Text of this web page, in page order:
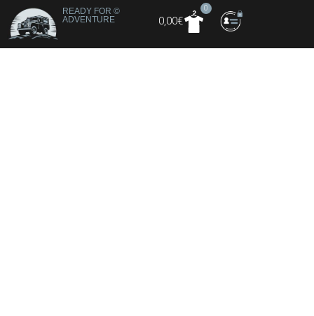
READY FOR ©
ADVENTURE
0,00€
0